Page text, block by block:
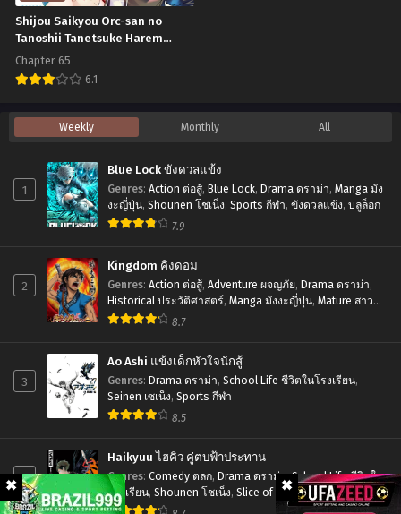
Shijou Saikyou Orc-san no
Tanoshii Tanetsuke Harem
Zukuri ออร์คผู้แข็งแกร่งที่สุดใน
ประวัติการณ์กับการสร้างฮาเร็มใน
ต่างโลก
Chapter 65
6.1
Shijou
Saikyou
san
Tanoshii
Tanetsuke
Harem
Zukuri
ออร์ค
แข็งแกร่ง
ประวัติการณ์
กับ
การ
Weekly Monthly All
1
Blue Lock ขังดวลแข้ง
Genres: Action ต่อสู้, Blue Lock, Drama ดราม่า, Manga มัง
งะญี่ปุ่น, Shounen โชเน็ง, Sports กีฬา, ขังดวลแข้ง, บลูล็อก
7.9
2
Kingdom คิงดอม
Genres: Action ต่อสู้, Adventure ผจญภัย, Drama ดราม่า,
Historical ประวัติศาสตร์, Manga มังงะญี่ปุ่น, Mature สาว
ใหญ่,Seinen เซเน็ง
8.7
3
Ao Ashi แข้งเด็กหัวใจนักสู้
Genres: Drama ดราม่า, School Life ชีวิตในโรงเรียน,
Seinen เซเน็ง, Sports กีฬา
8.5
4
Haikyuu ไฮคิว คู่ตบฟ้าประทาน
Genres: Comedy ตลก, Drama ดราม่า,School Life ชีวิตใน
โรงเรียน, Shounen โชเน็ง, Slice of Life รั้วโรงเรียน,
Sports กีฬา